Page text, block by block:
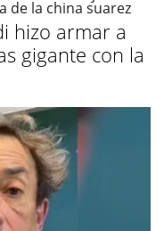
hizo armar a
gigante con la